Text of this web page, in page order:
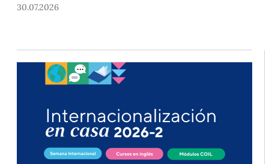
adquirido en las aulas puede responder a desafíos concretos
30.07.2026